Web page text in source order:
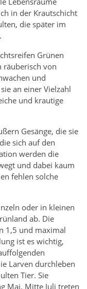
in der Krautschicht
die später im
Grünen
räuberisch von
und
an einer Vielzahl
und krautige
Gesänge, die sie
sich auf den
werden die
und dabei kaum
fehlen solche
oder in kleinen
ab. Die
1,5 und maximal
ist es wichtig,
Larven durchleben
Tier. Sie
Mai. Mitte Juli treten